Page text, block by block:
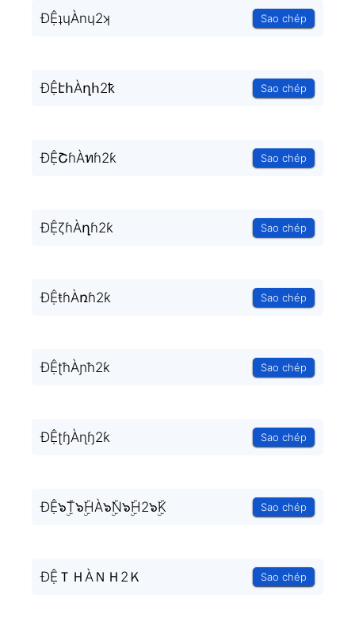
ĐỆʇɥÀnɥ2ʞ Sao chép
ĐỆէհÀղհ2ҟ Sao chép
ĐỆՇɦÀทɦ2ƙ Sao chép
ĐỆζɦÀղɦ2ƙ Sao chép
ĐỆŧɦÀռɦ2ƙ Sao chép
ĐỆʈħÀɲħ2ƙ Sao chép
ĐỆʈɧÀɳɧ2ƙ Sao chép
ĐỆ๖ۣۜT๖ۣۜHÀ๖ۣۜN๖ۣۜH2๖ۣۜK Sao chép
ĐỆＴＨÀＮＨ2Ｋ Sao chép